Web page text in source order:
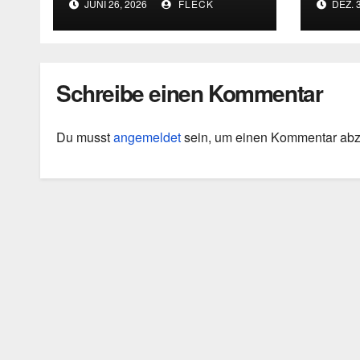
die Grenzen
intellektueller
JUNI 26, 2026 FLECK DEZ.
Schreibe einen Kommentar
Du musstangemeldetsein, um einen Kommentar